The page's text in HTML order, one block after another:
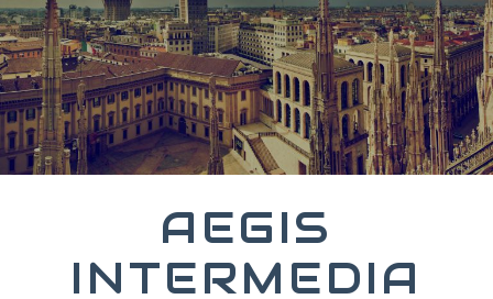
AEGIS
INTERMEDIA